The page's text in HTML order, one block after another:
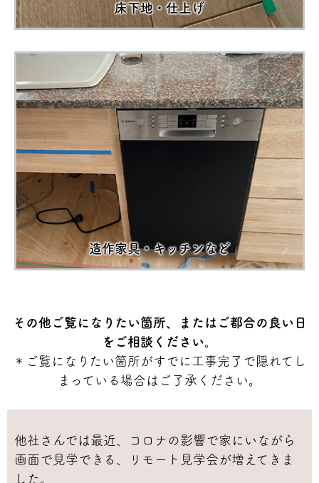
床下地・仕上げ
造作家具・キッチンなど
その他ご覧になりたい箇所、またはご都合の良い日
をご相談ください。
＊ご覧になりたい箇所がすでに工事完了で隠れてし
まっている場合はご了承ください。
他社さんでは最近、コロナの影響で家にいながら
画面で見学できる、リモート見学会が増えてきま
した。